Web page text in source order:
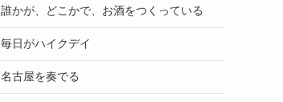
誰かが、どこかで、お酒をつくっている
毎日がハイクデイ
名古屋を奏でる